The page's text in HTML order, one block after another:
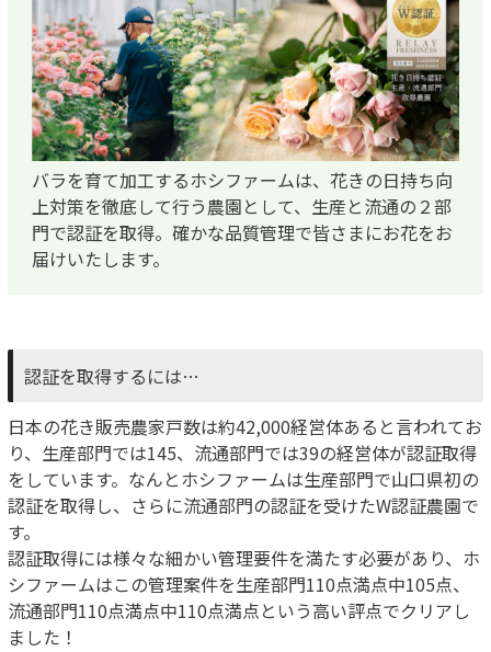
バラを育て加工するホシファームは、花きの日持ち向
上対策を徹底して行う農園として、生産と流通の２部
門で認証を取得。確かな品質管理で皆さまにお花をお
届けいたします。
認証を取得するには…
日本の花き販売農家戸数は約42,000経営体あると言われてお
り、生産部門では145、流通部門では39の経営体が認証取得
をしています。なんとホシファームは生産部門で山口県初の
認証を取得し、さらに流通部門の認証を受けたW認証農園で
す。
認証取得には様々な細かい管理要件を満たす必要があり、ホ
シファームはこの管理案件を生産部門110点満点中105点、
流通部門110点満点中110点満点という高い評点でクリアし
ました！